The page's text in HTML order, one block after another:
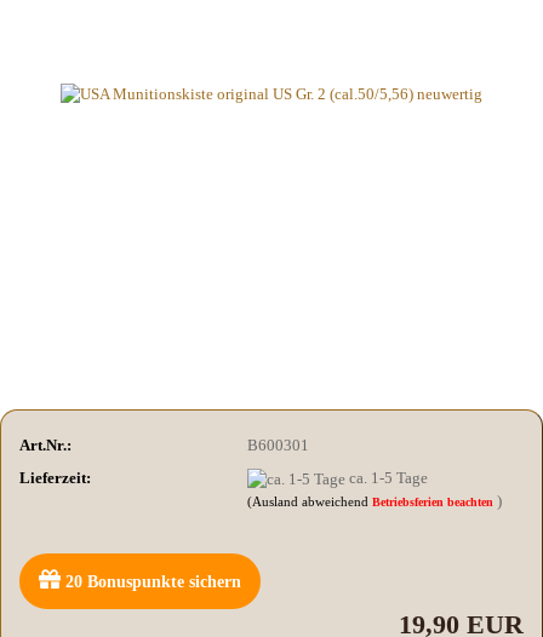
Art.Nr.:
B600301
Lieferzeit:
ca. 1-5 Tage
(Ausland abweichendBetriebsferien beachten )
20 Bonuspunkte sichern
19,90 EUR